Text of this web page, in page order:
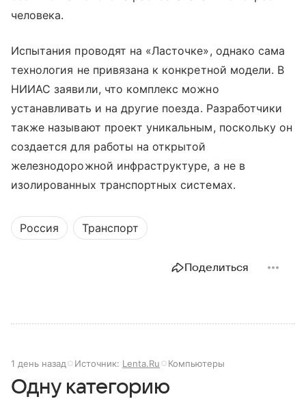
человека.
Испытания проводят на «Ласточке», однако сама
технология не привязана к конкретной модели. В
НИИАС заявили, что комплекс можно
устанавливать и на другие поезда. Разработчики
также называют проект уникальным, поскольку он
создается для работы на открытой
железнодорожной инфраструктуре, а не в
изолированных транспортных системах.
Россия Транспорт
Поделиться
1 день назад Источник: Lenta.Ru Компьютеры
Одну категорию